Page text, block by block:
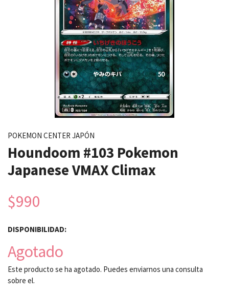
POKEMON CENTER JAPÓN
Houndoom #103 Pokemon
Japanese VMAX Climax
$990
DISPONIBILIDAD:
Agotado
Este producto se ha agotado. Puedes enviarnos una consulta
sobre el.